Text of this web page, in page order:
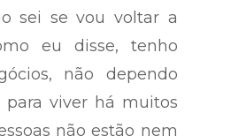
sei se vou voltar a
eu disse, tenho
não dependo
para viver há muitos
não estão nem